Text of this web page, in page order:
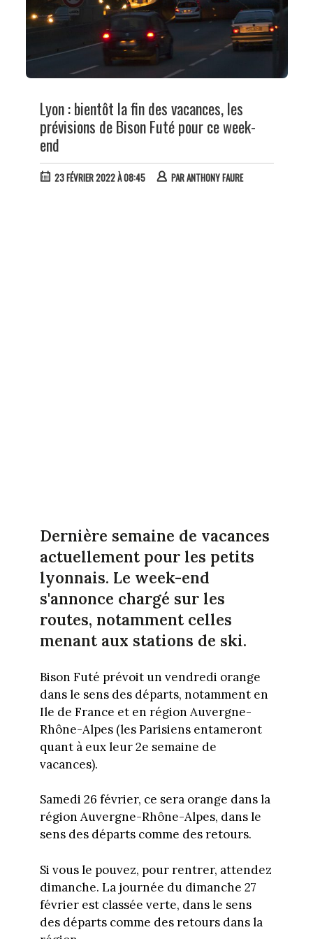
Lyon : bientôt la fin des vacances, les
prévisions de Bison Futé pour ce week-
end
23 FÉVRIER 2022 À 08:45 PARANTHONY FAURE
Dernière semaine de vacances
actuellement pour les petits
lyonnais. Le week-end
s'annonce chargé sur les
routes, notamment celles
menant aux stations de ski.
Bison Futé prévoit un vendredi orange
dans le sens des départs, notamment en
Ile de France et en région Auvergne-
Rhône-Alpes (les Parisiens entameront
quant à eux leur 2e semaine de
vacances).
Samedi 26 février, ce sera orange dans la
région Auvergne-Rhône-Alpes, dans le
sens des départs comme des retours.
Si vous le pouvez, pour rentrer, attendez
dimanche. La journée du dimanche 27
février est classée verte, dans le sens
des départs comme des retours dans la